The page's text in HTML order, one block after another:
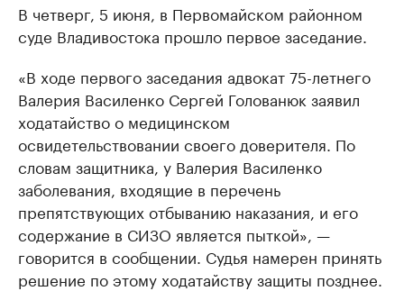
В четверг, 5 июня, в Первомайском районном
суде Владивостока прошло первое заседание.
«В ходе первого заседания адвокат 75-летнего
Валерия Василенко Сергей Голованюк заявил
ходатайство о медицинском
освидетельствовании своего доверителя. По
словам защитника, у Валерия Василенко
заболевания, входящие в перечень
препятствующих отбыванию наказания, и его
содержание в СИЗО является пыткой», —
говорится в сообщении. Судья намерен принять
решение по этому ходатайству защиты позднее.